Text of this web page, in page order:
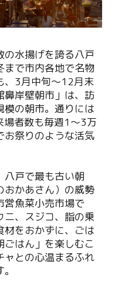
の水揚げを誇る八戸
まで市内各地で名物
、3月中旬～12月末
鼻岸壁朝市」は、訪
模の朝市。通りには
者数も毎週1～3万
お祭りのような活気
八戸で最も古い朝
おかあさん）の威勢
営魚菜小売市場で
ニ、スジコ、脂の乗
材をおかずに、ごは
はん」を楽しむこ
ャとの心温まるふれ